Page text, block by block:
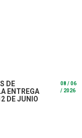
DE
ENTREGA
DE JUNIO
08 / 06
/ 2026